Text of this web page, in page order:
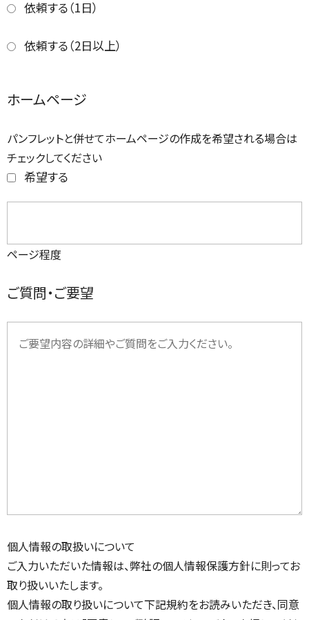
依頼する（1日）
依頼する（2日以上）
ホームページ
パンフレットと併せてホームページの作成を希望される場合は
チェックしてください
希望する
ページ程度
ご質問・ご要望
個人情報の取扱いについて
ご入力いただいた情報は、弊社の個人情報保護方針に則ってお
取り扱いいたします。
個人情報の取り扱いについて下記規約をお読みいただき、同意